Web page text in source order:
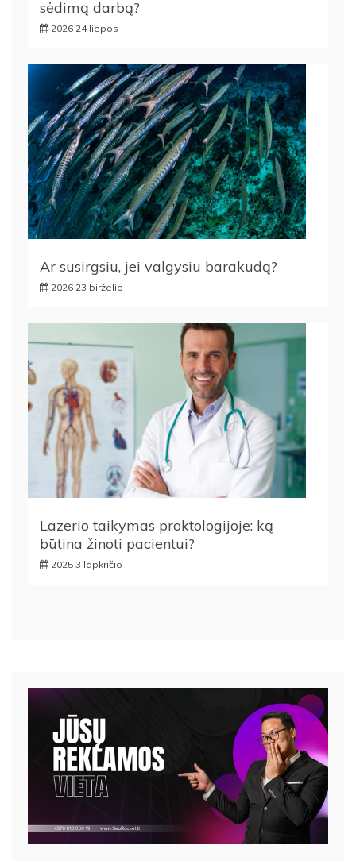
sėdimą darbą?
2026 24 liepos
Ar susirgsiu, jei valgysiu barakudą?
2026 23 birželio
Lazerio taikymas proktologijoje: ką
būtina žinoti pacientui?
2025 3 lapkričio